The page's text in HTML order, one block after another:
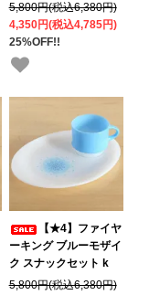
5,800円(税込6,380円)
4,350円(税込4,785円)
25%OFF!!
【★4】ファイヤ
ーキング ブルーモザイ
ク スナックセット k
5,800円(税込6,380円)